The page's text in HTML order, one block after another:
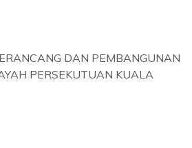
DAN PEMBANGUNAN
PERSEKUTUAN KUALA